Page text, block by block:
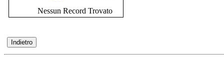
Nessun Record Trovato